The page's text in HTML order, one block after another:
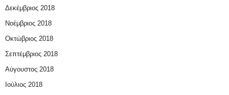
Δεκέμβριος 2018
Νοέμβριος 2018
Οκτώβριος 2018
Σεπτέμβριος 2018
Αύγουστος 2018
Ιούλιος 2018